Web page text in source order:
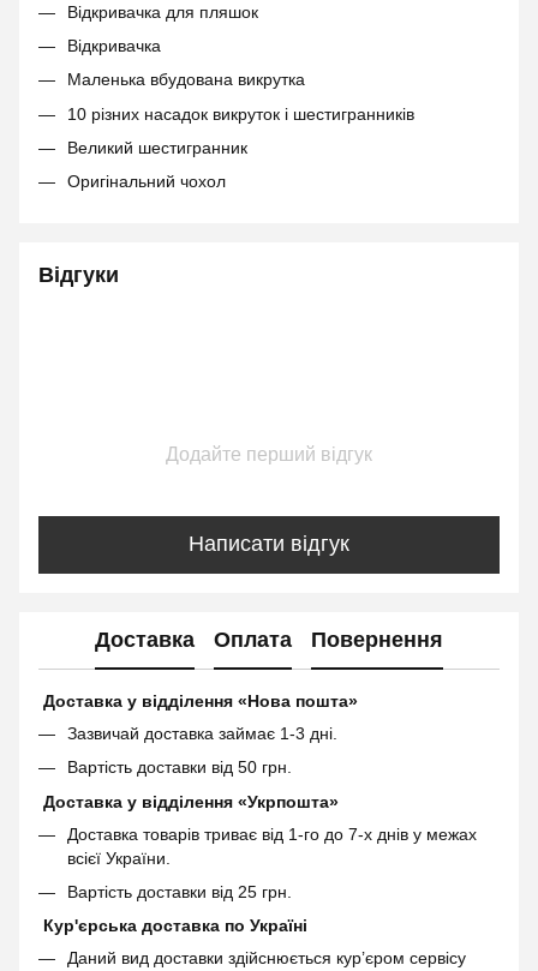
Відкривачка для пляшок
Відкривачка
Маленька вбудована викрутка
10 різних насадок викруток і шестигранників
Великий шестигранник
Оригінальний чохол
Відгуки
Додайте перший відгук
Написати відгук
Доставка Оплата Повернення
Доставка у відділення «Нова пошта»
Зазвичай доставка займає 1-3 дні.
Вартість доставки від 50 грн.
Доставка у відділення «Укрпошта»
Доставка товарів триває від 1-го до 7-х днів у межах
всієї України.
Вартість доставки від 25 грн.
Кур'єрська доставка по Україні
Даний вид доставки здійснюється кур’єром сервісу